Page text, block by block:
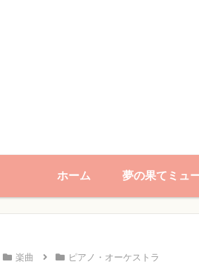
ホーム 夢の果てミュ
楽曲 ピアノ・オーケストラ